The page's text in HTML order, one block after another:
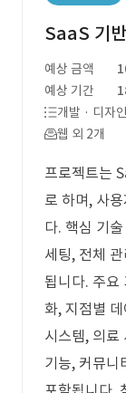
SaaS 기
예상 금액
예상 기간
개발 · 디자
웹 외 2개
프로젝트는
로 하며, 사
다. 핵심 기
세팅, 전체
됩니다. 주요
화, 지점별
시스템, 의료
기능, 커뮤니